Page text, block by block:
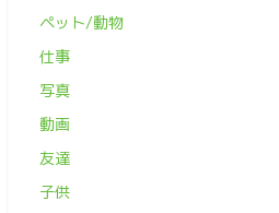
ペット/動物
仕事
写真
動画
友達
子供